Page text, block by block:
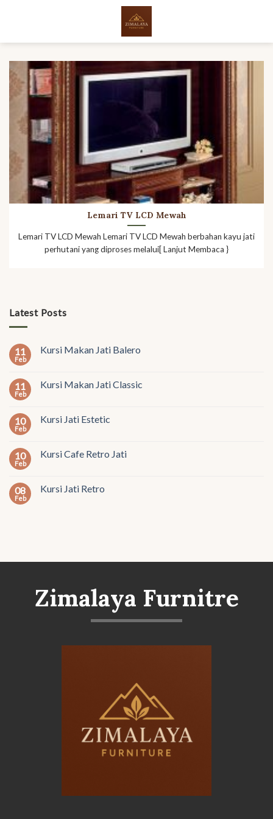
Latest Posts
11
Feb
Kursi Makan Jati Balero
11
Feb
Kursi Makan Jati Classic
10
Feb
Kursi Jati Estetic
10
Feb
Kursi Cafe Retro Jati
08
Feb
Kursi Jati Retro
Lemari TV LCD Mewah
Lemari TV LCD Mewah Lemari TV LCD Mewah berbahan kayu jati
perhutani yang diproses melalui[ Lanjut Membaca }
Zimalaya Furnitre